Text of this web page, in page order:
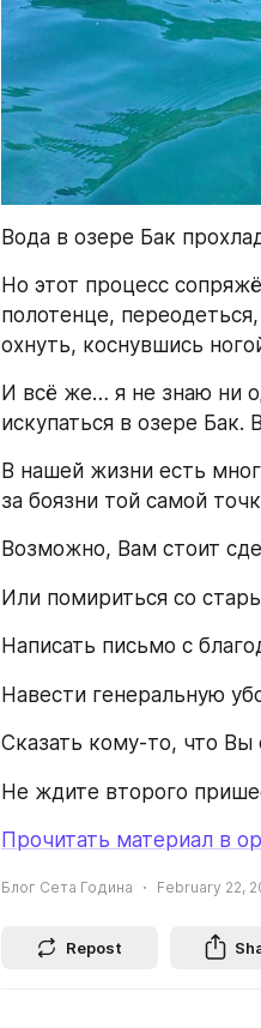
Вода в озере Бак
Но этот процесс
полотенце,
охнуть, коснувшись
И всё же… я не знаю ни
искупаться в озере Бак.
В нашей жизни есть
за боязни той самой
Возможно, Вам стоит
Или помириться со
Написать письмо с
Навести генеральную
Сказать кому-то, что Вы
Не ждите второго
Прочитать материал в
Блог Сета Година February 22,
Repost